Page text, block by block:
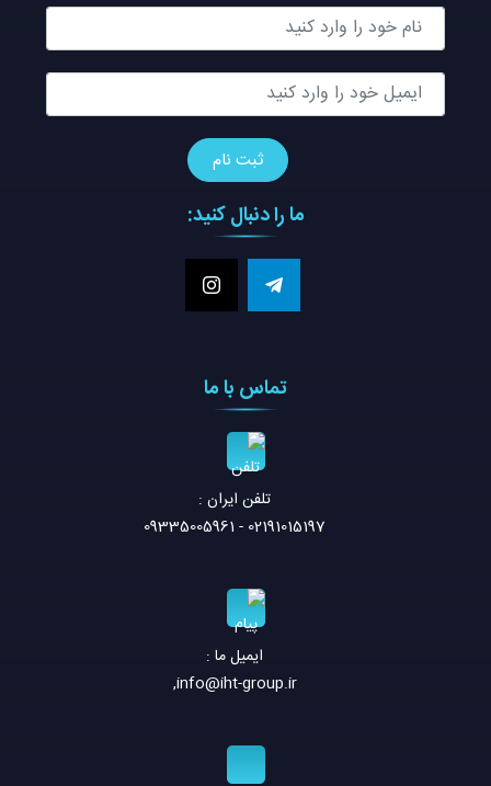
ما را دنبال کنید:
تماس با ما
تلفن ايران :
02191015197 - 09335005961
ایمیل ما :
info@iht-group.ir
,